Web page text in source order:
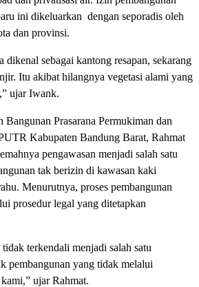
ini dikeluarkan dengan seporadis oleh
dan provinsi.
dikenal sebagai kantong resapan, sekarang
Itu akibat hilangnya vegetasi alami yang
ujar Iwank.
Bangunan Prasarana Permukiman dan
Kabupaten Bandung Barat, Rahmat
pengawasan menjadi salah satu
tak berizin di kawasan kaki
Menurutnya, proses pembangunan
prosedur legal yang ditetapkan
terkendali menjadi salah satu
pembangunan yang tidak melalui
ujar Rahmat.